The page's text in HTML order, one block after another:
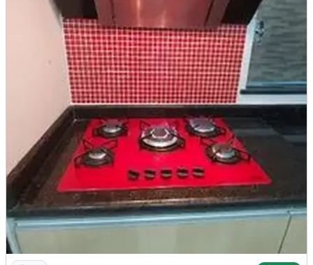
Imagem: Aluguel de Linda Casa Mobiliada, Fino